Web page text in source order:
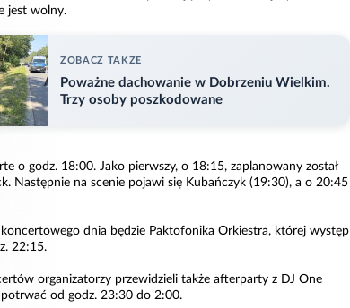
jest wolny.
ZOBACZ TAKZE
Poważne dachowanie w Dobrzeniu Wielkim.
Trzy osoby poszkodowane
o godz. 18:00. Jako pierwszy, o 18:15, zaplanowany został
Następnie na scenie pojawi się Kubańczyk (19:30), a o 20:45
dnia będzie Paktofonika Orkiestra, której występ
22:15.
organizatorzy przewidzieli także afterparty z DJ One
od godz. 23:30 do 2:00.